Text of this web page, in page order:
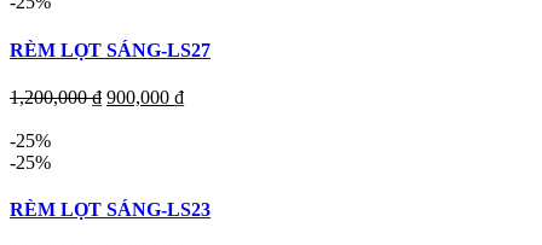
RÈM LỌT SÁNG-LS27
1,200,000₫ 900,000 ₫
-25%
-25%
RÈM LỌT SÁNG-LS23